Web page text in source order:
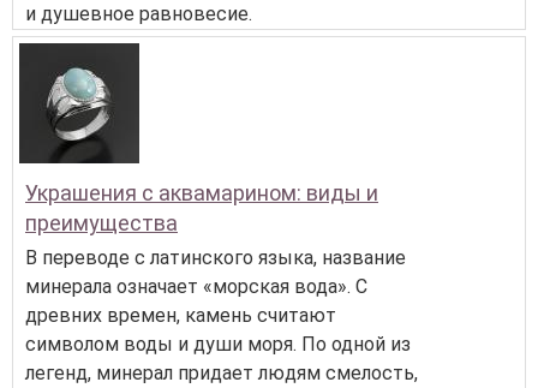
и душевное равновесие.
Украшения с аквамарином: виды и
преимущества
В переводе с латинского языка, название
минерала означает «морская вода». С
древних времен, камень считают
символом воды и души моря. По одной из
легенд, минерал придает людям смелость,